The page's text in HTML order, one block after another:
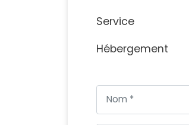
Service
Hébergement